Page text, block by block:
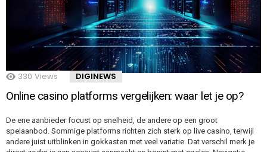
330 Views DIGINEWS
Online casino platforms vergelijken: waar let je op?
De ene aanbieder focust op snelheid, de andere op een groot
spelaanbod. Sommige platforms richten zich sterk op live casino, terwijl
andere juist uitblinken in gokkasten met veel variatie. Dat verschil merk je